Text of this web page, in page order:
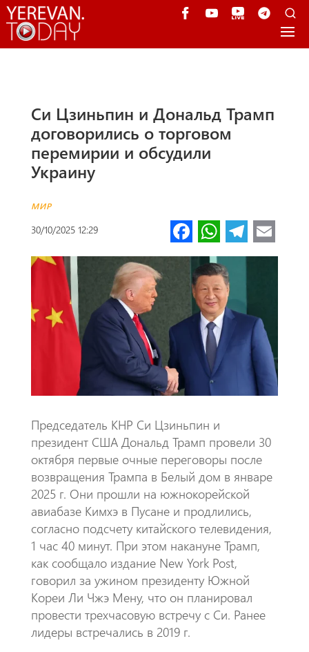
Си Цзиньпин и Дональд Трамп
договорились о торговом
перемирии и обсудили
Украину
МИР
30/10/2025 12:29 Fa
ce
b
o
o
k
W
h
at
s
A
p
p
Te
le
m
m
Председатель КНР Си Цзиньпин и
президент США Дональд Трамп провели 30
октября первые очные переговоры после
возвращения Трампа в Белый дом в январе
2025 г. Они прошли на южнокорейской
авиабазе Кимхэ в Пусане и продлились,
согласно подсчету китайского телевидения,
1 час 40 минут. При этом накануне Трамп,
как сообщало издание New York Post,
говорил за ужином президенту Южной
Кореи Ли Чжэ Мену, что он планировал
провести трехчасовую встречу с Си. Ранее
лидеры встречались в 2019 г.